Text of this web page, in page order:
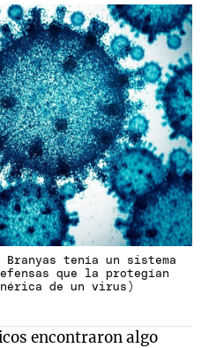
tenía un sistema
que la protegían
de un virus)
encontraron algo